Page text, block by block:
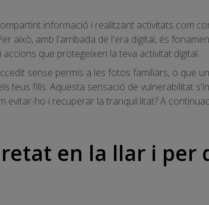
informació i realitzant activitats com
això, amb l'arribada de l'era digital, és
que protegeixen la teva activitat digital.
sense permís a les fotos familiars, o que
teus fills. Aquesta sensació de vulnerabilitat
evitar-ho i recuperar la tranquil·litat? A
en la llar i per